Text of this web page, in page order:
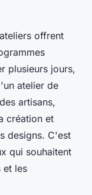
offrent
plusieurs jours,
atelier de
artisans,
création et
designs. C'est
qui souhaitent
et les